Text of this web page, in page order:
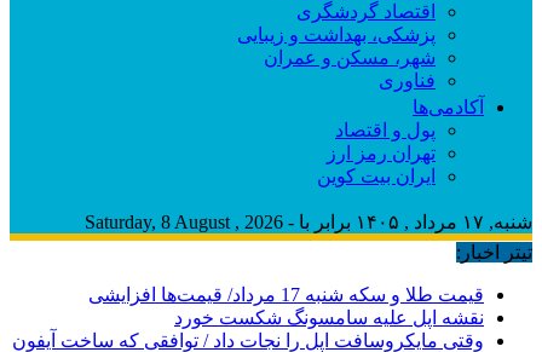
اقتصاد گردشگری
پزشکی، بهداشت و زیبایی
شهر، مسکن و عمران
فناوری
آکادمی‌ها
پول و اقتصاد
تهران رمز ارز
ایران بیت کوین
شنبه, ۱۷ مرداد , ۱۴۰۵ برابر با - Saturday, 8 August , 2026
تیتر اخبار:
قیمت طلا و سکه شنبه 17 مرداد/ قیمت‌ها افزایشی
نقشه اپل علیه سامسونگ شکست خورد
وقتی مایکروسافت اپل را نجات داد / توافقی که ساخت آیفون